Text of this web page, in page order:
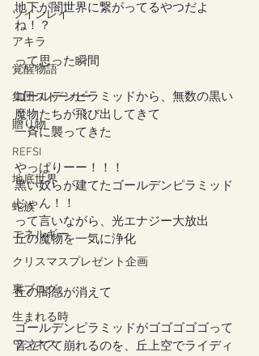
ツインレイ
アキラ
覚醒物語
集団ストーカー
贈り物
REFSI
地底世界
蛇族
エネルギー
クリスマスプレゼント企画
裏ブログ
生まれる時
ワンネス
地下が闇世界に繋がってるやつだよ
ね！？
って思った瞬間
ゴールデンピラミッドから、無数の黒い
魔物たちが飛び出してきて
一斉に襲ってきた
やっぱりーー！！！
黒い奴らが建てたゴールデンピラミッド
じゃん！！
って言いながら、光エナジー大放出
丘の魔物を一気に浄化
丘の闇感が消えて
ゴールデンピラミッドがゴゴゴゴゴって
音立てて崩れるのを、丘上空でライディ